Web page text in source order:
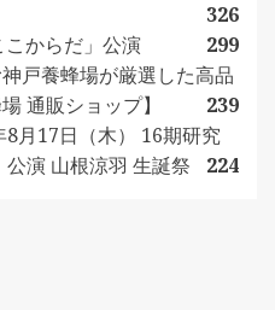
326
からだ」公演
299
戸養蜂場が厳選した高品
通販ショップ】
239
8月17日（木） 16期研究
演 山根涼羽 生誕祭
224